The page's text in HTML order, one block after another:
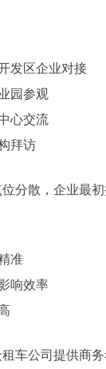
发区企业对接
园参观
心交流
拜访
分散，企业最初
准
响效率
车公司提供商